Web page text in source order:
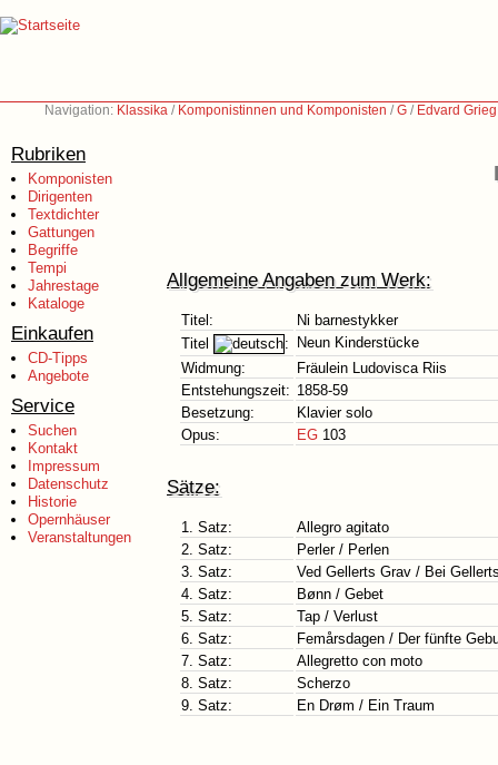
Navigation: Klassika / Komponistinnen und Komponisten /G / Edvard
Rubriken
Komponisten
Dirigenten
Textdichter
Gattungen
Begriffe
Tempi
Jahrestage
Kataloge
Einkaufen
CD-Tipps
Angebote
Service
Suchen
Kontakt
Impressum
Datenschutz
Historie
Opernhäuser
Veranstaltungen
Allgemeine Angaben zum Werk:
Titel:
Ni barnestykker
Titel
:
Neun Kinderstücke
Widmung:
Fräulein Ludovisca Riis
Entstehungszeit: 1858-59
Besetzung:
Klavier solo
Opus:
EG 103
Sätze:
1. Satz:
Allegro agitato
2. Satz:
Perler / Perlen
3. Satz:
Ved Gellerts Grav / Bei
4. Satz:
Bønn / Gebet
5. Satz:
Tap / Verlust
6. Satz:
Femårsdagen / Der fünfte
7. Satz:
Allegretto con moto
8. Satz:
Scherzo
9. Satz:
En Drøm / Ein Traum